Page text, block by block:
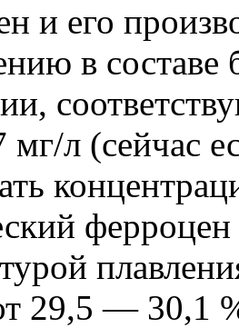
и его
в со­ставе
мг/л (сейчас
29,5 — 30,1